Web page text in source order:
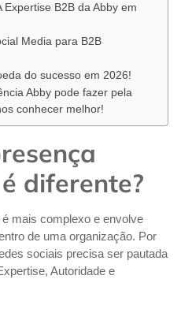
Expertise B2B da Abby em
Media para B2B
do sucesso em 2026!
Abby pode fazer pela
conhecer melhor!
diferente?
mais complexo e envolve
de uma organização. Por
sociais precisa ser pautada
Autoridade e